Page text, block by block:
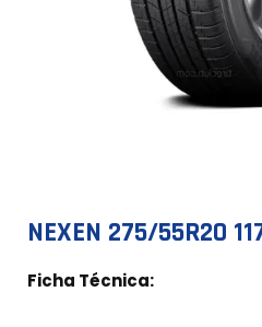
NEXEN 275/55R20
Ficha Técnica: